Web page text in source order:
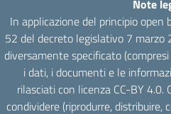
Note
In applicazione del principio open
52 del decreto legislativo 7 marzo
diversamente specificato
i dati, i documenti e le
rilasciati con licenza CC-BY
condividere (riprodurre, distribuire,